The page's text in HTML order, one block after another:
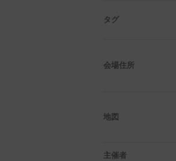
タグ
会場住所
地図
主催者